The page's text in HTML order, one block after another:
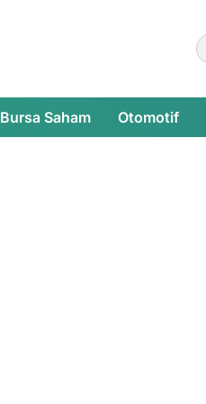
Bursa Saham Otomotif